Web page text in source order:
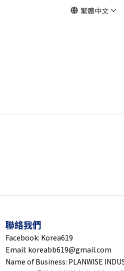
繁體中文
聯絡我們
Facebook: Korea619
Email: koreabb619@gmail.com
Name of Business: PLANWISE